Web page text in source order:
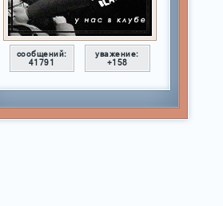
сообщений:
41791
уважение:
+158